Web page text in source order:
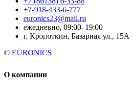
+7-918-433-6-777
euronics23@mail.ru
ежедневно, 09:00–19:00
г. Кропоткин, Базарная ул.,
© EURONICS
О компании